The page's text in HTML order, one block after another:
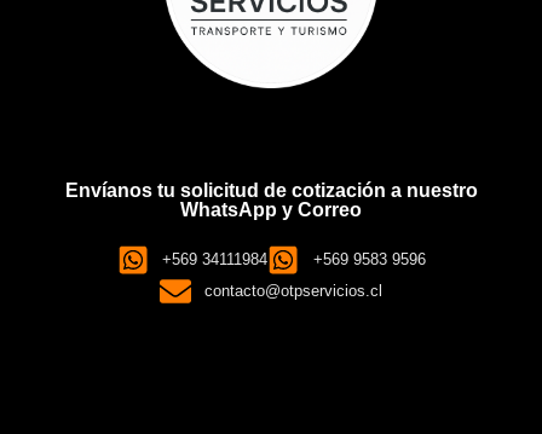
Envíanos tu solicitud de cotización a nuestro
WhatsApp y Correo
+569 34111984
+569 9583 9596
contacto@otpservicios.cl